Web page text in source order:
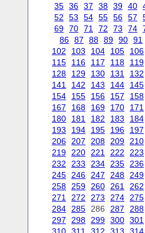
35 36 37 38 39 40
52
53 54 55 56 57
69 70 71 72 73 74
86 87 88 89 90 91
102
103 104 105
106
115
116 117 118
119
128
129 130 131
132
141
142 143 144
145
154
155 156 157
158
167
168 169 170
171
180
181 182 183
184
193
194 195 196
197
206
207 208 209
210
219
220 221 222
223
232
233 234 235
236
245
246 247 248
249
258
259 260 261
262
271
272 273 274
275
284
285 286 287
288
297
298 299 300 301